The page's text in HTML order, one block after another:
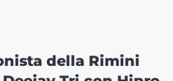
della Rimini